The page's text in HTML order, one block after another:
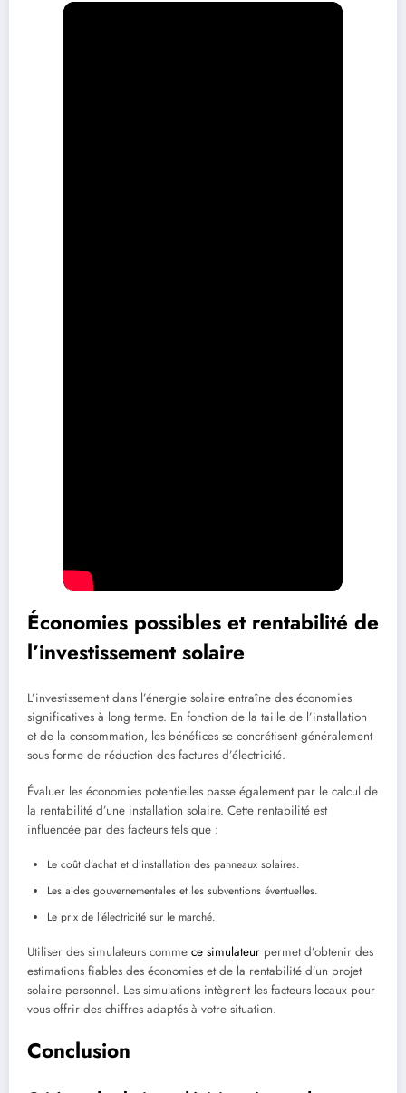
Économies possibles et rentabilité de
l’investissement solaire
L’investissement dans l’énergie solaire entraîne des économies
significatives à long terme. En fonction de la taille de l’installation
et de la consommation, les bénéfices se concrétisent généralement
sous forme de réduction des factures d’électricité.
Évaluer les économies potentielles passe également par le calcul de
la rentabilité d’une installation solaire. Cette rentabilité est
influencée par des facteurs tels que :
Le coût d’achat et d’installation des panneaux solaires.
Les aides gouvernementales et les subventions éventuelles.
Le prix de l’électricité sur le marché.
Utiliser des simulateurs comme ce simulateur permet d’obtenir des
estimations fiables des économies et de la rentabilité d’un projet
solaire personnel. Les simulations intègrent les facteurs locaux pour
vous offrir des chiffres adaptés à votre situation.
Conclusion